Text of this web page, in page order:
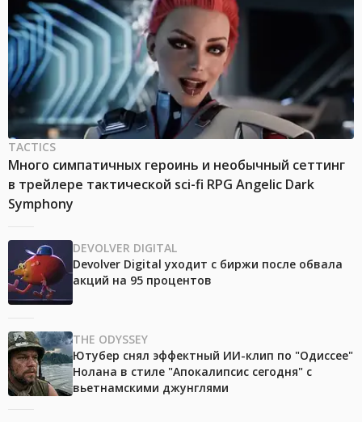
TACTICS
Много симпатичных героинь и необычный сеттинг
в трейлере тактической sci-fi RPG Angelic Dark
Symphony
DEVOLVER DIGITAL
Devolver Digital уходит с биржи после обвала
акций на 95 процентов
THE ODYSSEY
Ютубер снял эффектный ИИ-клип по "Одиссее"
Нолана в стиле "Апокалипсис сегодня" с
вьетнамскими джунглями